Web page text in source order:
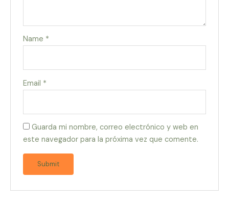
Name *
Email *
Guarda mi nombre, correo electrónico y web en
este navegador para la próxima vez que comente.